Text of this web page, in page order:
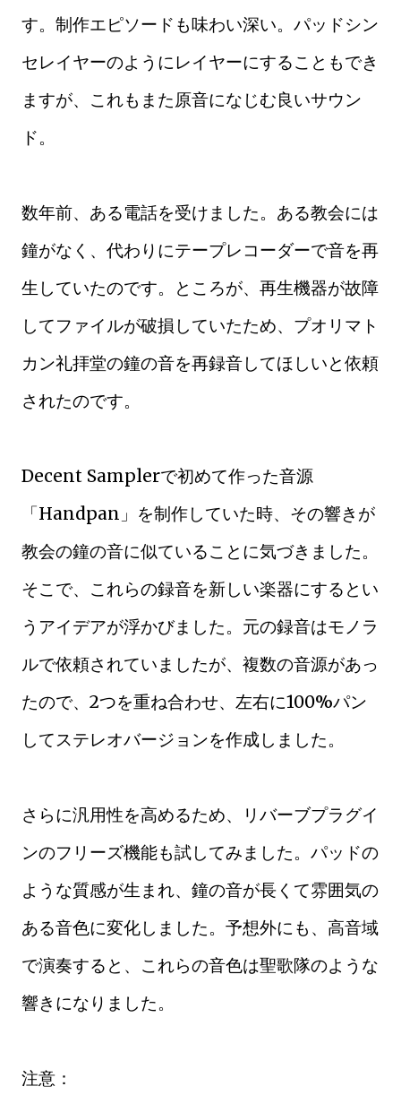
す。制作エピソードも味わい深い。パッドシン
セレイヤーのようにレイヤーにすることもでき
ますが、これもまた原音になじむ良いサウン
ド。
数年前、ある電話を受けました。ある教会には
鐘がなく、代わりにテープレコーダーで音を再
生していたのです。ところが、再生機器が故障
してファイルが破損していたため、プオリマト
カン礼拝堂の鐘の音を再録音してほしいと依頼
されたのです。
Decent Samplerで初めて作った音源
「Handpan」を制作していた時、その響きが
教会の鐘の音に似ていることに気づきました。
そこで、これらの録音を新しい楽器にするとい
うアイデアが浮かびました。元の録音はモノラ
ルで依頼されていましたが、複数の音源があっ
たので、2つを重ね合わせ、左右に100%パン
してステレオバージョンを作成しました。
さらに汎用性を高めるため、リバーブプラグイ
ンのフリーズ機能も試してみました。パッドの
ような質感が生まれ、鐘の音が長くて雰囲気の
ある音色に変化しました。予想外にも、高音域
で演奏すると、これらの音色は聖歌隊のような
響きになりました。
注意：